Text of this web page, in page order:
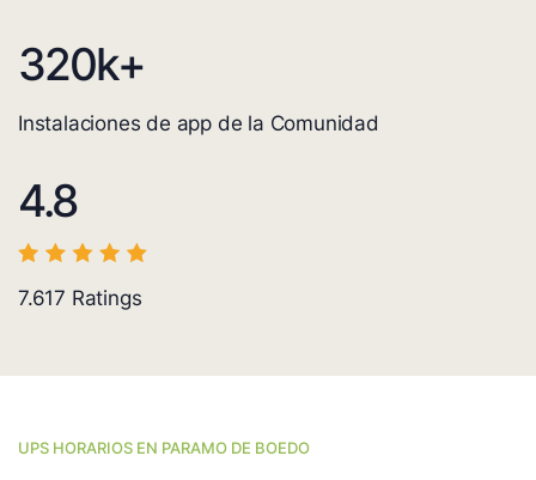
320k+
Instalaciones de app de la Comunidad
4.8
7.617 Ratings
UPS HORARIOS EN PARAMO DE BOEDO